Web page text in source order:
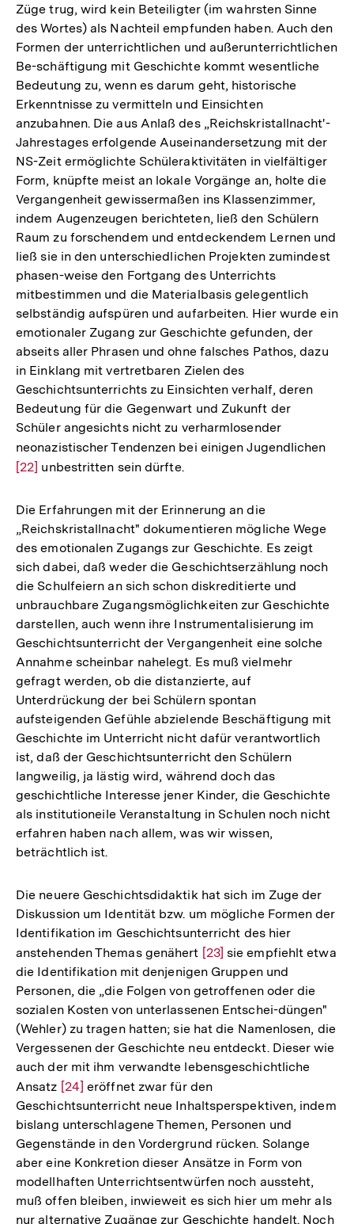
Züge trug, wird kein Beteiligter (im wahrsten Sinne
des Wortes) als Nachteil empfunden haben. Auch den
Formen der unterrichtlichen und außerunterrichtlichen
Be-schäftigung mit Geschichte kommt wesentliche
Bedeutung zu, wenn es darum geht, historische
Erkenntnisse zu vermitteln und Einsichten
anzubahnen. Die aus Anlaß des „Reichskristallnacht'-
Jahrestages erfolgende Auseinandersetzung mit der
NS-Zeit ermöglichte Schüleraktivitäten in vielfältiger
Form, knüpfte meist an lokale Vorgänge an, holte die
Vergangenheit gewissermaßen ins Klassenzimmer,
indem Augenzeugen berichteten, ließ den Schülern
Raum zu forschendem und entdeckendem Lernen und
ließ sie in den unterschiedlichen Projekten zumindest
phasen-weise den Fortgang des Unterrichts
mitbestimmen und die Materialbasis gelegentlich
selbständig aufspüren und aufarbeiten. Hier wurde ein
emotionaler Zugang zur Geschichte gefunden, der
abseits aller Phrasen und ohne falsches Pathos, dazu
in Einklang mit vertretbaren Zielen des
Geschichtsunterrichts zu Einsichten verhalf, deren
Bedeutung für die Gegenwart und Zukunft der
Schüler angesichts nicht zu verharmlosender
neonazistischer Tendenzen bei einigen Jugendlichen
[22] unbestritten sein dürfte.
Die Erfahrungen mit der Erinnerung an die
„Reichskristallnacht" dokumentieren mögliche Wege
des emotionalen Zugangs zur Geschichte. Es zeigt
sich dabei, daß weder die Geschichtserzählung noch
die Schulfeiern an sich schon diskreditierte und
unbrauchbare Zugangsmöglichkeiten zur Geschichte
darstellen, auch wenn ihre Instrumentalisierung im
Geschichtsunterricht der Vergangenheit eine solche
Annahme scheinbar nahelegt. Es muß vielmehr
gefragt werden, ob die distanzierte, auf
Unterdrückung der bei Schülern spontan
aufsteigenden Gefühle abzielende Beschäftigung mit
Geschichte im Unterricht nicht dafür verantwortlich
ist, daß der Geschichtsunterricht den Schülern
langweilig, ja lästig wird, während doch das
geschichtliche Interesse jener Kinder, die Geschichte
als institutioneile Veranstaltung in Schulen noch nicht
erfahren haben nach allem, was wir wissen,
beträchtlich ist.
Die neuere Geschichtsdidaktik hat sich im Zuge der
Diskussion um Identität bzw. um mögliche Formen der
Identifikation im Geschichtsunterricht des hier
anstehenden Themas genähert Zur
Auflösung
der
Fußnote
[23] sie empfiehlt etwa
die Identifikation mit denjenigen Gruppen und
Personen, die „die Folgen von getroffenen oder die
sozialen Kosten von unterlassenen Entschei-düngen"
(Wehler) zu tragen hatten; sie hat die Namenlosen, die
Vergessenen der Geschichte neu entdeckt. Dieser wie
auch der mit ihm verwandte lebensgeschichtliche
Ansatz Zur
Auflösung
der
Fußnote
[24] eröffnet zwar für den
Geschichtsunterricht neue Inhaltsperspektiven, indem
bislang unterschlagene Themen, Personen und
Gegenstände in den Vordergrund rücken. Solange
aber eine Konkretion dieser Ansätze in Form von
modellhaften Unterrichtsentwürfen noch aussteht,
muß offen bleiben, inwieweit es sich hier um mehr als
nur alternative Zugänge zur Geschichte handelt. Noch